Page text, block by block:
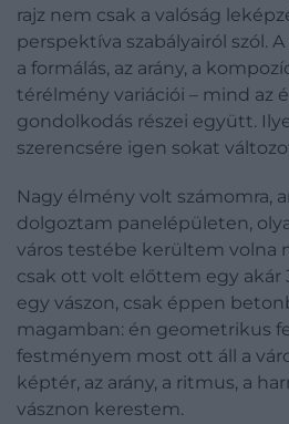
rajz nem csak a valóság
perspektíva szabályairól szól.
a formálás, az arány, a
térélmény variációi – mind az
gondolkodás részei együtt.
szerencsére igen sokat
Nagy élmény volt számomra,
dolgoztam panelépületen,
város testébe kerültem volna
csak ott volt előttem egy akár
egy vászon, csak éppen
magamban: én geometrikus
festményem most ott áll a
képtér, az arány, a ritmus, a
vásznon kerestem.